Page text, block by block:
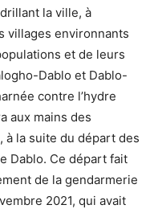
la ville, à
villages environnants
et de leurs
Dablo et Dablo-
contre l’hydre
aux mains des
à la suite du départ des
Dablo. Ce départ fait
de la gendarmerie
2021, qui avait